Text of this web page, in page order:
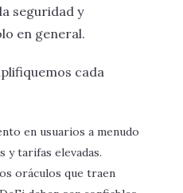
seguridad y
en general.
cada
en usuarios a menudo
y tarifas elevadas.
oráculos que traen